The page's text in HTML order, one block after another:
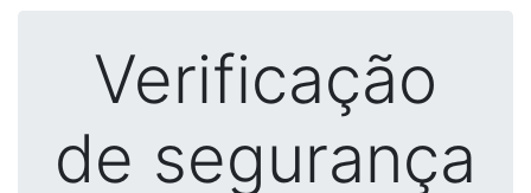
Verificação
de segurança